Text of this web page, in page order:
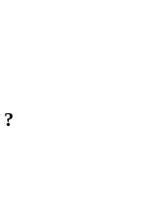
?